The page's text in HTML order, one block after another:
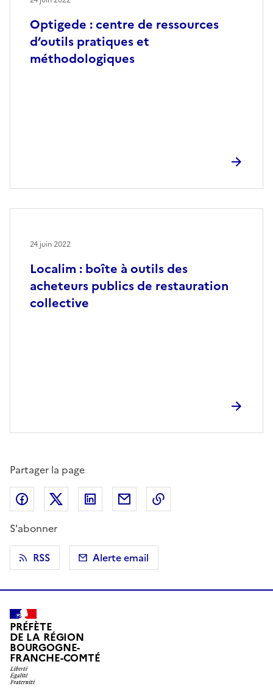
Optigede : centre de ressources
d’outils pratiques et
méthodologiques
Localim : boîte à outils des
acheteurs publics de restauration
collective
24 juin 2022
Partager la page
Partager sur Facebook
Partager sur X (anciennement Twitter)
Partager sur LinkedIn
Partager par email
S'abonner
RSS
Alerte email
PRÉFÈTE
DE LA RÉGION
BOURGOGNE-
FRANCHE-COMTÉ